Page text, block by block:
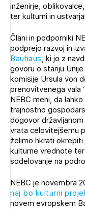
PRIJAVITE SE
POZABLJENO GESLO
REGISTRIRAJTE SE
inženirje,
ter kulturni in
Člani in podporniki
podprejo razvoj in
Bauhaus, ki jo z
govoru o stanju
komisije Ursula von
prenovitvenega vala
NEBC meni, da
trajnostno
dogovor
vrata celovitejšemu
želimo hkrati
kulturne vrednote
sodelovanje na
NEBC je novembra
naj bo kulturni
novem evropskem
Novičnik
Dnevne
NAPREJ